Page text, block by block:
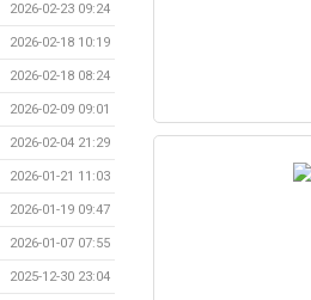
2026-02-23 09:24
2026-02-18 10:19
2026-02-18 08:24
2026-02-09 09:01
2026-02-04 21:29
2026-01-21 11:03
2026-01-19 09:47
2026-01-07 07:55
2025-12-30 23:04